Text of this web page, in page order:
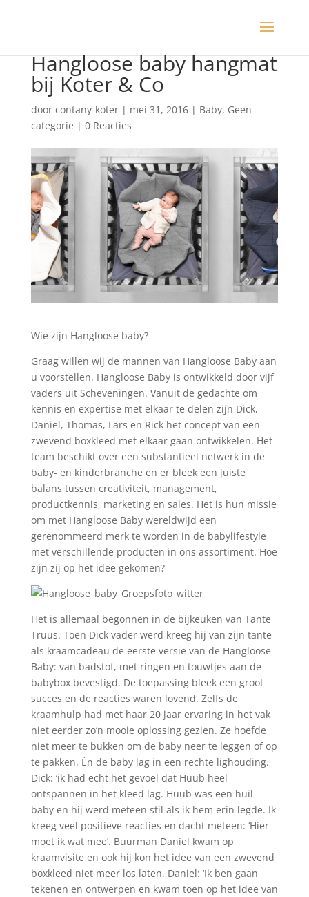
Hangloose baby hangmat
bij Koter & Co
door contany-koter| mei 31, 2016| Baby, Geen
categorie | 0 Reacties
Wie zijn Hangloose baby?
Graag willen wij de mannen van Hangloose Baby aan
u voorstellen. Hangloose Baby is ontwikkeld door vijf
vaders uit Scheveningen. Vanuit de gedachte om
kennis en expertise met elkaar te delen zijn Dick,
Daniel, Thomas, Lars en Rick het concept van een
zwevend boxkleed met elkaar gaan ontwikkelen. Het
team beschikt over een substantieel netwerk in de
baby- en kinderbranche en er bleek een juiste
balans tussen creativiteit, management,
productkennis, marketing en sales. Het is hun missie
om met Hangloose Baby wereldwijd een
gerenommeerd merk te worden in de babylifestyle
met verschillende producten in ons assortiment. Hoe
zijn zij op het idee gekomen?
Het is allemaal begonnen in de bijkeuken van Tante
Truus. Toen Dick vader werd kreeg hij van zijn tante
als kraamcadeau de eerste versie van de Hangloose
Baby: van badstof, met ringen en touwtjes aan de
babybox bevestigd. De toepassing bleek een groot
succes en de reacties waren lovend. Zelfs de
kraamhulp had met haar 20 jaar ervaring in het vak
niet eerder zo’n mooie oplossing gezien. Ze hoefde
niet meer te bukken om de baby neer te leggen of op
te pakken. Én de baby lag in een rechte lighouding.
Dick: ‘ik had echt het gevoel dat Huub heel
ontspannen in het kleed lag. Huub was een huil
baby en hij werd meteen stil als ik hem erin legde. Ik
kreeg veel positieve reacties en dacht meteen: ‘Hier
moet ik wat mee’. Buurman Daniel kwam op
kraamvisite en ook hij kon het idee van een zwevend
boxkleed niet meer los laten. Daniel: ‘Ik ben gaan
tekenen en ontwerpen en kwam toen op het idee van